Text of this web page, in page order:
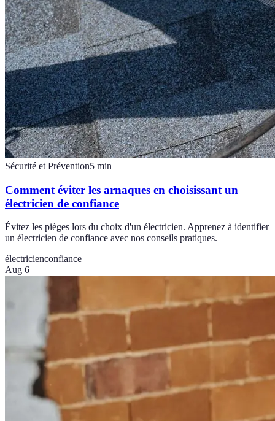
Sécurité et Prévention5 min
Comment éviter les arnaques en choisissant un
électricien de confiance
Évitez les pièges lors du choix d'un électricien. Apprenez à identifier
un électricien de confiance avec nos conseils pratiques.
électricienconfiance
Aug 6